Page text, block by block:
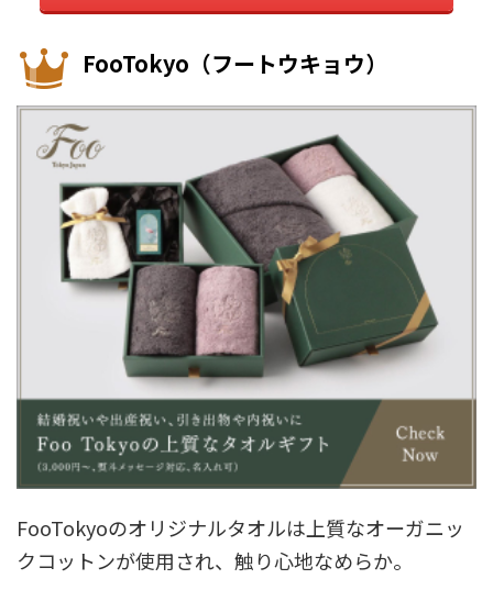
FooTokyo（フートウキョウ）
FooTokyoのオリジナルタオルは上質なオーガニッ
クコットンが使用され、触り心地なめらか。